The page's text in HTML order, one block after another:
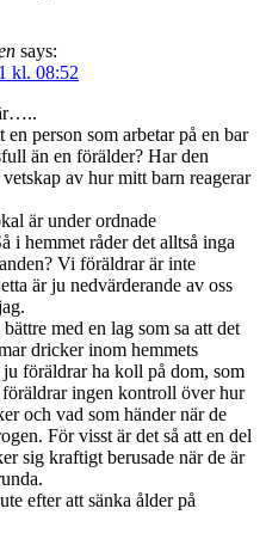
says:
kl. 08:52
en person som arbetar på en bar
än en förälder? Har den
av hur mitt barn reagerar
är under ordnade
i hemmet råder det alltså inga
Vi föräldrar är inte
är ju nedvärderande av oss
med en lag som sa att det
dricker inom hemmets
föräldrar ha koll på dom, som
ingen kontroll över hur
och vad som händer när de
För visst är det så att en del
sig kraftigt berusade när de är
efter att sänka ålder på